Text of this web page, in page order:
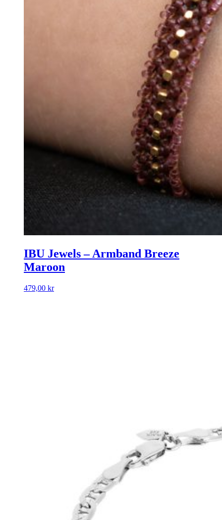
IBU Jewels – Armband Breeze
Maroon
479,00 kr